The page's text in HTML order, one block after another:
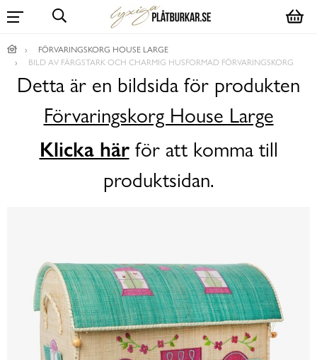
FÖRVARINGSKORG HOUSE LARGE
BILD AV FÄRGSTARK OCH CHARMIG HUSFORMAD FÖRVARINGSKORG
Detta är en bildsida för produkten
Förvaringskorg House Large
Klicka härför att komma till
produktsidan.